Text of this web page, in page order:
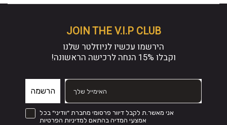
JOIN THE V.I.P CLUB
הירשמו עכשיו לניוזלטר שלנו
וקבלו 15% הנחה לרכישה הראשונה!
הרשמה
דיוור פרסומי מחברת ״וודיני״ בכל אמצעי המדיה והכל בהתאם לתקנון
אני מאשר.ת לקבל דיוור פרסומי מחברת ״וודיני״ בכל
אמצעי המדיה בהתאם למדיניות הפרטיות